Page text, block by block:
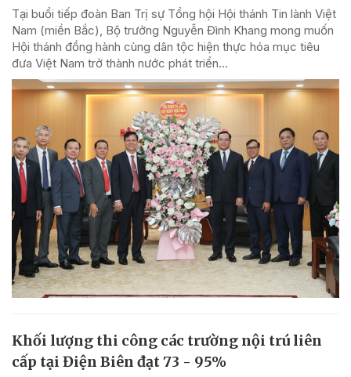
Tại buổi tiếp đoàn Ban Trị sự Tổng hội Hội thánh Tin lành Việt
Nam (miền Bắc), Bộ trưởng Nguyễn Đình Khang mong muốn
Hội thánh đồng hành cùng dân tộc hiện thực hóa mục tiêu
đưa Việt Nam trở thành nước phát triển...
Khối lượng thi công các trường nội trú liên
cấp tại Điện Biên đạt 73 - 95%